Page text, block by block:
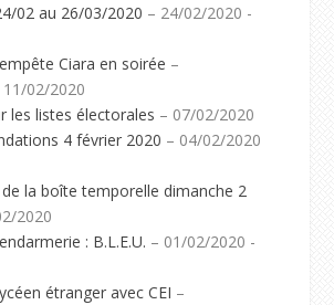
02 au 26/03/2020 – 24/02/2020 -
Ciara en soirée –
02/2020
les listes électorales – 07/02/2020
4 février 2020 – 04/02/2020
la boîte temporelle dimanche 2
2020
: B.L.E.U. – 01/02/2020 -
étranger avec CEI –